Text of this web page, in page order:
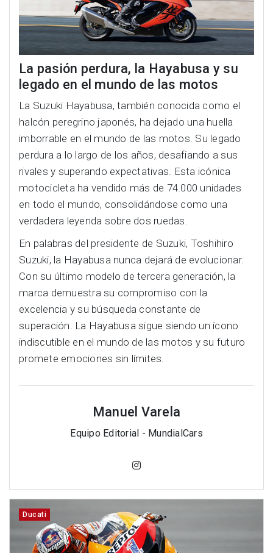
La pasión perdura, la Hayabusa y su
legado en el mundo de las motos
La Suzuki Hayabusa, también conocida como el
halcón peregrino japonés, ha dejado una huella
imborrable en el mundo de las motos. Su legado
perdura a lo largo de los años, desafiando a sus
rivales y superando expectativas. Esta icónica
motocicleta ha vendido más de 74.000 unidades
en todo el mundo, consolidándose como una
verdadera leyenda sobre dos ruedas.
En palabras del presidente de Suzuki, Toshihiro
Suzuki, la Hayabusa nunca dejará de evolucionar.
Con su último modelo de tercera generación, la
marca demuestra su compromiso con la
excelencia y su búsqueda constante de
superación. La Hayabusa sigue siendo un ícono
indiscutible en el mundo de las motos y su futuro
promete emociones sin límites.
Manuel Varela
Equipo Editorial - MundialCars
Ducati